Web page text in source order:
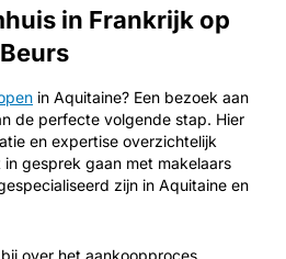
in Frankrijk op
in Aquitaine? Een bezoek aan
de perfecte volgende stap. Hier
en expertise overzichtelijk
gesprek gaan met makelaars
zijn in Aquitaine en
over het aankoopproces,